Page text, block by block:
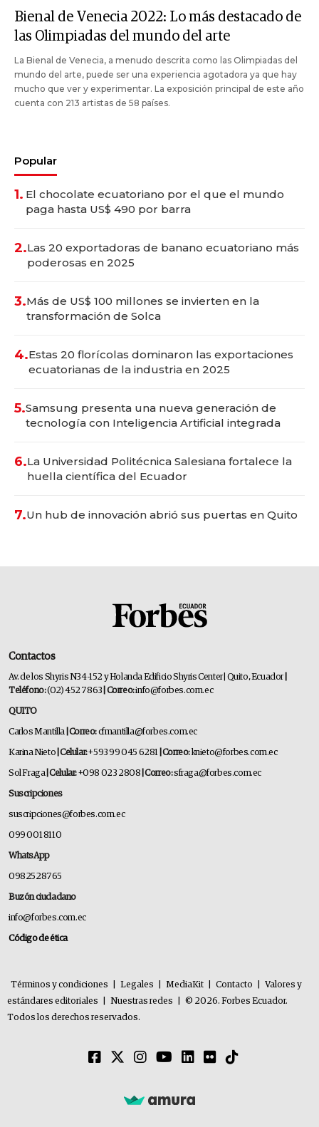
Bienal de Venecia 2022: Lo más destacado de
las Olimpiadas del mundo del arte
La Bienal de Venecia, a menudo descrita como las Olimpiadas del
mundo del arte, puede ser una experiencia agotadora ya que hay
mucho que ver y experimentar. La exposición principal de este año
cuenta con 213 artistas de 58 países.
Popular
1. El chocolate ecuatoriano por el que el mundo
paga hasta US$ 490 por barra
2.Las 20 exportadoras de banano ecuatoriano más
poderosas en 2025
3.Más de US$ 100 millones se invierten en la
transformación de Solca
4.Estas 20 florícolas dominaron las exportaciones
ecuatorianas de la industria en 2025
5.Samsung presenta una nueva generación de
tecnología con Inteligencia Artificial integrada
6.La Universidad Politécnica Salesiana fortalece la
huella científica del Ecuador
7.Un hub de innovación abrió sus puertas en Quito
Contactos
Av. de los Shyris N34-152 y Holanda Edificio Shyris Center | Quito, Ecuador
Teléfono:(02) 452 7863 | Correo:info@forbes.com.ec
QUITO
Carlos Mantilla | Correo:cfmantilla@forbes.com.ec
Karina Nieto | Celular:+593 99 045 6281 | Correo:knieto@forbes.com.ec
Sol Fraga| Celular:+098 023 2808 | Correo:sfraga@forbes.com.ec
Suscripciones
suscripciones@forbes.com.ec
099 001 8110
WhatsApp
0982528765
Buzón ciudadano
info@forbes.com.ec
Código de ética
Términos y condiciones Legales MediaKit Contacto
Valores y
estándares editoriales
Nuestras redes
© 2026. Forbes Ecuador.
Todos los derechos reservados.